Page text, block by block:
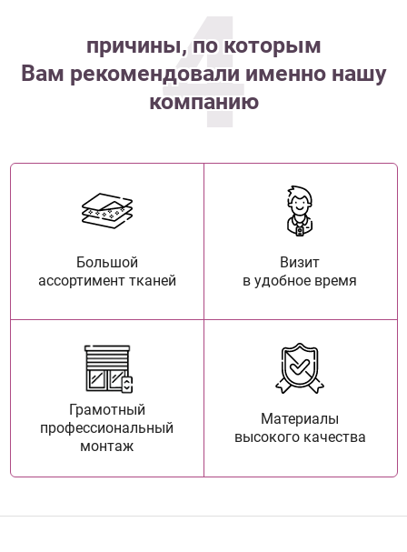
4
причины, по которым
Вам рекомендовали именно нашу
компанию
Большой
ассортимент тканей
Визит
в удобное время
Грамотный
профессиональный
монтаж
Материалы
высокого качества